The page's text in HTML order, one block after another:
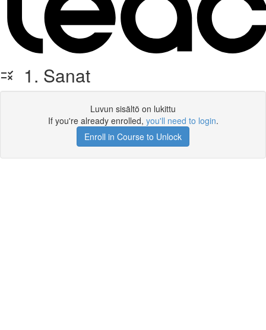
1. Sanat
Luvun sisältö on lukittu
If you're already enrolled, you'll need to login.
Enroll in Course to Unlock